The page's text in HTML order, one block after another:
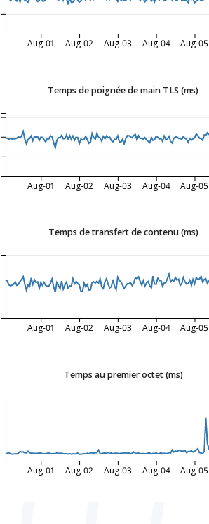
Aug-01 Aug-02 Aug-03 Aug-04 Aug-05
Temps de poignée de main TLS (ms)
Aug-01 Aug-02 Aug-03 Aug-04 Aug-05
Temps de transfert de contenu (ms)
Aug-01 Aug-02 Aug-03 Aug-04 Aug-05
Temps au premier octet (ms)
Aug-01 Aug-02 Aug-03 Aug-04 Aug-05